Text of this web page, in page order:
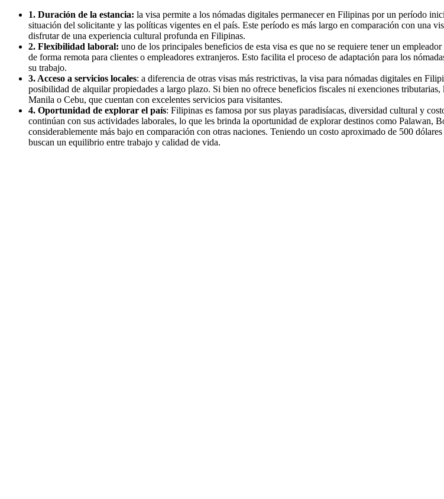
1. Duración de la estancia: la visa permite a los nómadas digitales permanecer en Filipinas por un período
situación del solicitante y las políticas vigentes en el país. Este período es más largo en comparación con una
disfrutar de una experiencia cultural profunda en Filipinas.
2. Flexibilidad laboral: uno de los principales beneficios de esta visa es que no se requiere tener un
de forma remota para clientes o empleadores extranjeros. Esto facilita el proceso de adaptación para los
su trabajo.
3. Acceso a servicios locales: a diferencia de otras visas más restrictivas, la visa para nómadas digitales en
posibilidad de alquilar propiedades a largo plazo. Si bien no ofrece beneficios fiscales ni exenciones
Manila o Cebu, que cuentan con excelentes servicios para visitantes.
4. Oportunidad de explorar el país: Filipinas es famosa por sus playas paradisíacas, diversidad cultural y
continúan con sus actividades laborales, lo que les brinda la oportunidad de explorar destinos como Palawan,
considerablemente más bajo en comparación con otras naciones. Teniendo un costo aproximado de 500
buscan un equilibrio entre trabajo y calidad de vida.